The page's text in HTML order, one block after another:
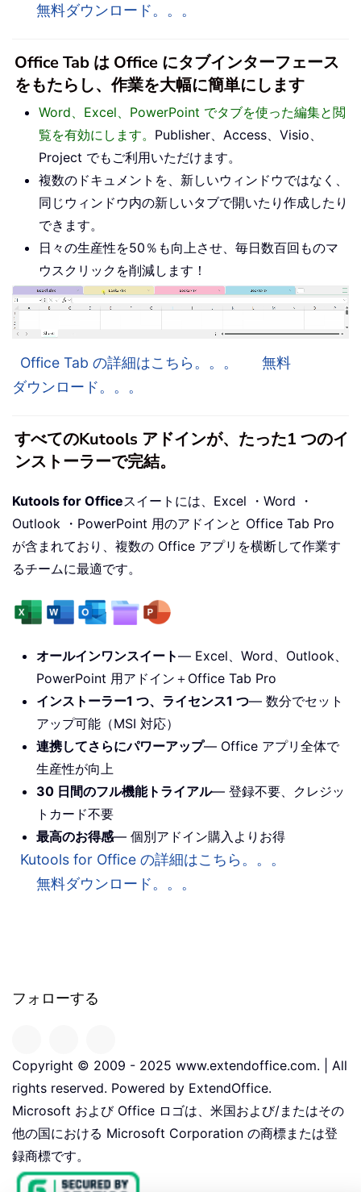
無料ダウンロード。。。
Office Tab は Office にタブインターフェース
をもたらし、作業を大幅に簡単にします
Word、Excel、PowerPoint でタブを使った編集と閲
覧を有効にします。 Publisher、Access、Visio、
Project でもご利用いただけます。
複数のドキュメントを、新しいウィンドウではなく、
同じウィンドウ内の新しいタブで開いたり作成したり
できます。
日々の生産性を50％も向上させ、毎日数百回ものマ
ウスクリックを削減します！
Office Tab の詳細はこちら。。。
無料
ダウンロード。。。
すべてのKutools アドインが、たった1 つのイ
ンストーラーで完結。
Kutools for Officeスイートには、Excel ・Word ・
Outlook ・PowerPoint 用のアドインと Office Tab Pro
が含まれており、複数の Office アプリを横断して作業す
るチームに最適です。
オールインワンスイート— Excel、Word、Outlook、
PowerPoint 用アドイン＋Office Tab Pro
インストーラー1 つ、ライセンス1 つ— 数分でセット
アップ可能（MSI 対応）
連携してさらにパワーアップ— Office アプリ全体で
生産性が向上
30 日間のフル機能トライアル— 登録不要、クレジッ
トカード不要
最高のお得感— 個別アドイン購入よりお得
Kutools for Office の詳細はこちら。。。
無料ダウンロード。。。
フォローする
Copyright © 2009 - 2025 www.extendoffice.com. | All
rights reserved. Powered by ExtendOffice.
Microsoft および Office ロゴは、米国および/またはその
他の国における Microsoft Corporation の商標または登
録商標です。